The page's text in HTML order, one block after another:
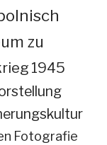
zu
1945
Fotografie